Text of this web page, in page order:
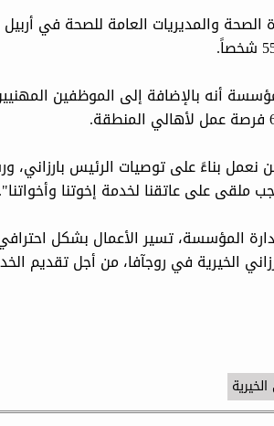
والمديريات العامة للصحة في
أنه بالإضافة إلى الموظفين
بناءً على توصيات الرئيس بارزاني،
على عاتقنا لخدمة إخوتنا وأخواتنا".
المؤسسة، تسير الأعمال بشكل
الخيرية في روجآفا، من أجل تقديم